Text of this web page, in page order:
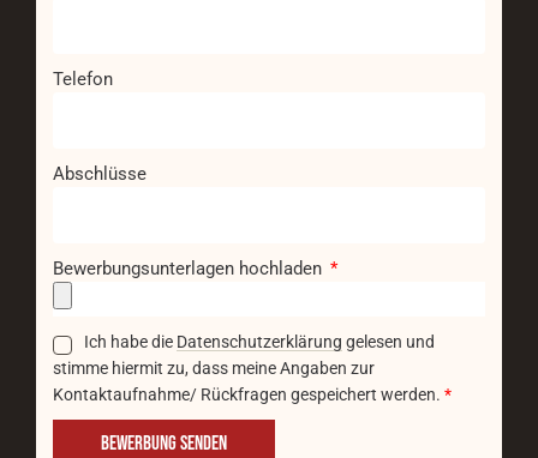
Telefon
Abschlüsse
Bewerbungsunterlagen hochladen
Ich habe die Datenschutzerklärung gelesen und
stimme hiermit zu, dass meine Angaben zur
Kontaktaufnahme/ Rückfragen gespeichert werden.*
BEWERBUNG SENDEN